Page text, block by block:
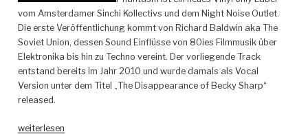
vom Amsterdamer Sinchi Kollectivs und dem Night Noise Outlet.
Die erste Veröffentlichung kommt von Richard Baldwin aka The
Soviet Union, dessen Sound Einflüsse von 80ies Filmmusik über
Elektronika bis hin zu Techno vereint. Der vorliegende Track
entstand bereits im Jahr 2010 und wurde damals als Vocal
Version unter dem Titel „The Disappearance of Becky Sharp“
released.
„The
weiterlesen